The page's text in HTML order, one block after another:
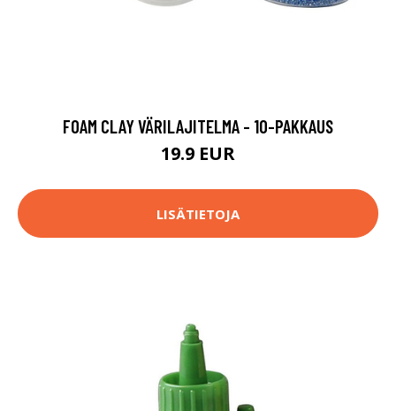
FOAM CLAY VÄRILAJITELMA - 10-PAKKAUS
19.9 EUR
LISÄTIETOJA